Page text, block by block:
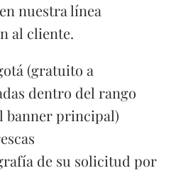
nuestra línea
al cliente.
(gratuito a
dentro del rango
banner principal)
de su solicitud por